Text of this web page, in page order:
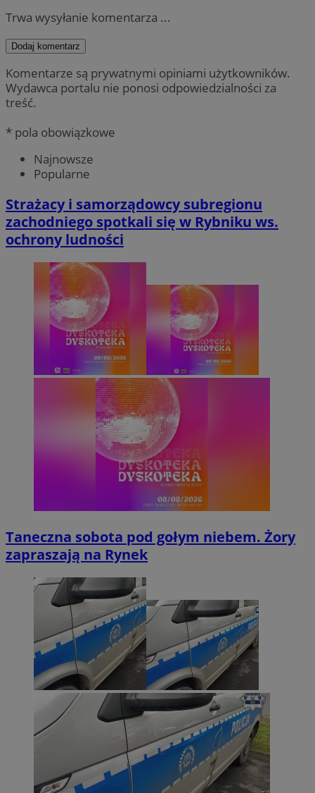
Trwa wysyłanie komentarza ...
Dodaj komentarz
Komentarze są prywatnymi opiniami użytkowników.
Wydawca portalu nie ponosi odpowiedzialności za
treść.
* pola obowiązkowe
Najnowsze
Popularne
Strażacy i samorządowcy subregionu
zachodniego spotkali się w Rybniku ws.
ochrony ludności
Taneczna sobota pod gołym niebem. Żory
zapraszają na Rynek